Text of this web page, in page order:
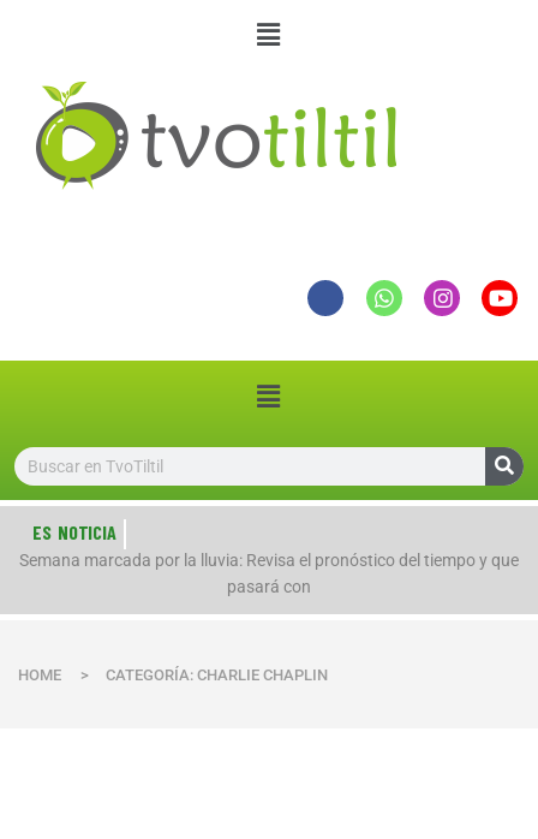
ES NOTICIA
Semana marcada por la lluvia: Revisa el pronóstico del tiempo y que
pasará con
HOME > CATEGORÍA: CHARLIE CHAPLIN